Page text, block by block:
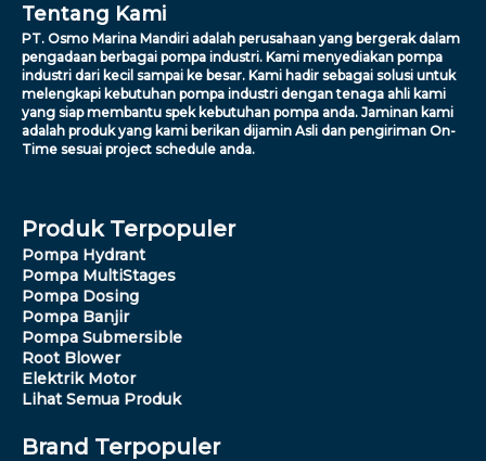
Tentang Kami
PT. Osmo Marina Mandiri adalah perusahaan yang bergerak dalam
pengadaan berbagai pompa industri. Kami menyediakan pompa
industri dari kecil sampai ke besar. Kami hadir sebagai solusi untuk
melengkapi kebutuhan pompa industri dengan tenaga ahli kami
yang siap membantu spek kebutuhan pompa anda. Jaminan kami
adalah produk yang kami berikan dijamin Asli dan pengiriman On-
Time sesuai project schedule anda.
Produk Terpopuler
Pompa Hydrant
Pompa MultiStages
Pompa Dosing
Pompa Banjir
Pompa Submersible
Root Blower
Elektrik Motor
Lihat Semua Produk
Brand Terpopuler